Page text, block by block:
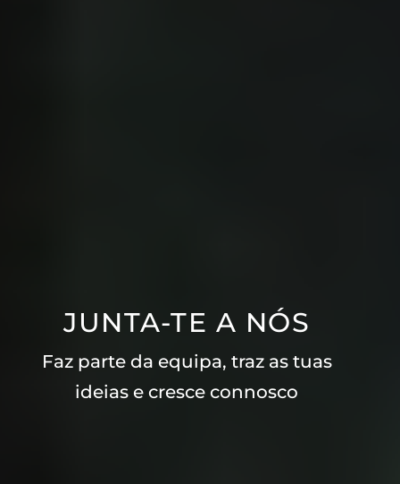
JUNTA-TE A NÓS
Faz parte da equipa, traz as tuas
ideias e cresce connosco